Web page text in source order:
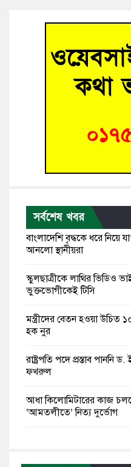
সর্বশেষ খবর
বাংলাদেশি বৃদ্ধকে ধরে
আনলো স্থানীয়রা
স্কুলছাত্রীকে লাথির ভিডিও
ভুক্তভোগীকেই টিসি
মন্ত্রীদের বেতন হওয়া
হক নুর
রাষ্ট্রপতি পদে প্রস্তাব পাননি
ফখরুল
আধা কিলোমিটারের কাজ
‘আমতলীতে’ নিত্য দুর্ভোগ